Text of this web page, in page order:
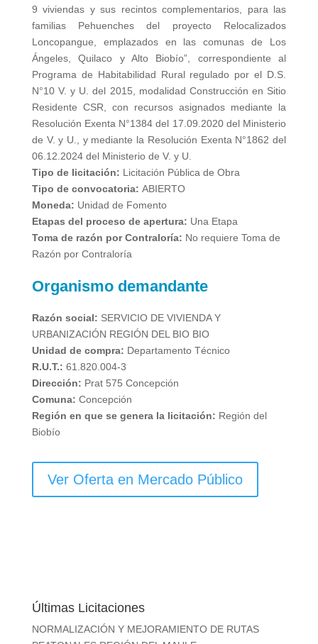
9 viviendas y sus recintos complementarios, para las
familias Pehuenches del proyecto Relocalizados
Loncopangue, emplazados en las comunas de Los
Ángeles, Quilaco y Alto Biobío”, correspondiente al
Programa de Habitabilidad Rural regulado por el D.S.
N°10 V. y U. del 2015, modalidad Construcción en Sitio
Residente CSR, con recursos asignados mediante la
Resolución Exenta N°1384 del 17.09.2020 del Ministerio
de V. y U., y mediante la Resolución Exenta N°1862 del
06.12.2024 del Ministerio de V. y U.
Tipo de licitación: Licitación Pública de Obra
Tipo de convocatoria: ABIERTO
Moneda: Unidad de Fomento
Etapas del proceso de apertura: Una Etapa
Toma de razón por Contraloría: No requiere Toma de
Razón por Contraloría
Organismo demandante
Razón social: SERVICIO DE VIVIENDA Y
URBANIZACIÓN REGIÓN DEL BIO BIO
Unidad de compra: Departamento Técnico
R.U.T.: 61.820.004-3
Dirección: Prat 575 Concepción
Comuna: Concepción
Región en que se genera la licitación: Región del
Biobío
Ver Oferta en Mercado Público
Últimas Licitaciones
NORMALIZACIÓN Y MEJORAMIENTO DE RUTAS